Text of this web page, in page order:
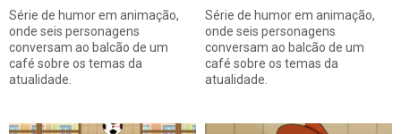
Série de humor em animação,
onde seis personagens
conversam ao balcão de um
café sobre os temas da
atualidade.
Série de humor em animação,
onde seis personagens
conversam ao balcão de um
café sobre os temas da
atualidade.